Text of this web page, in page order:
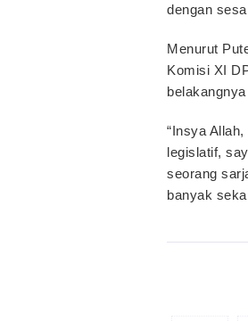
dengan
Menurut
Komisi XI
“Insya
legislatif,
seorang
banyak